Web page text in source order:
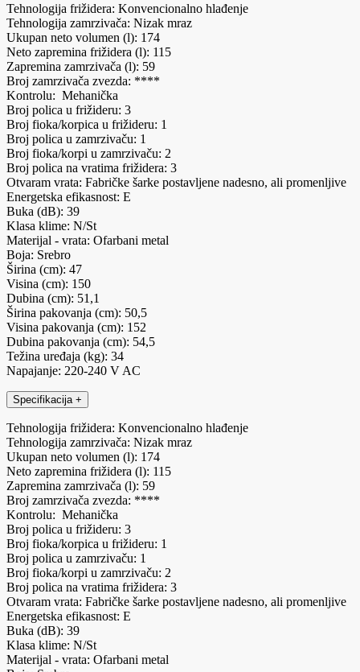
Tehnologija frižidera: Konvencionalno hlađenje
Tehnologija zamrzivača: Nizak mraz
Ukupan neto volumen (l): 174
Neto zapremina frižidera (l): 115
Zapremina zamrzivača (l): 59
Broj zamrzivača zvezda: ****
Kontrolu: Mehanička
Broj polica u frižideru: 3
Broj fioka/korpica u frižideru: 1
Broj polica u zamrzivaču: 1
Broj fioka/korpi u zamrzivaču: 2
Broj polica na vratima frižidera: 3
Otvaram vrata: Fabričke šarke postavljene nadesno, ali promenljive
Energetska efikasnost: E
Buka (dB): 39
Klasa klime: N/St
Materijal - vrata: Ofarbani metal
Boja: Srebro
Širina (cm): 47
Visina (cm): 150
Dubina (cm): 51,1
Širina pakovanja (cm): 50,5
Visina pakovanja (cm): 152
Dubina pakovanja (cm): 54,5
Težina uređaja (kg): 34
Napajanje: 220-240 V AC
Specifikacija +
Tehnologija frižidera: Konvencionalno hlađenje
Tehnologija zamrzivača: Nizak mraz
Ukupan neto volumen (l): 174
Neto zapremina frižidera (l): 115
Zapremina zamrzivača (l): 59
Broj zamrzivača zvezda: ****
Kontrolu: Mehanička
Broj polica u frižideru: 3
Broj fioka/korpica u frižideru: 1
Broj polica u zamrzivaču: 1
Broj fioka/korpi u zamrzivaču: 2
Broj polica na vratima frižidera: 3
Otvaram vrata: Fabričke šarke postavljene nadesno, ali promenljive
Energetska efikasnost: E
Buka (dB): 39
Klasa klime: N/St
Materijal - vrata: Ofarbani metal